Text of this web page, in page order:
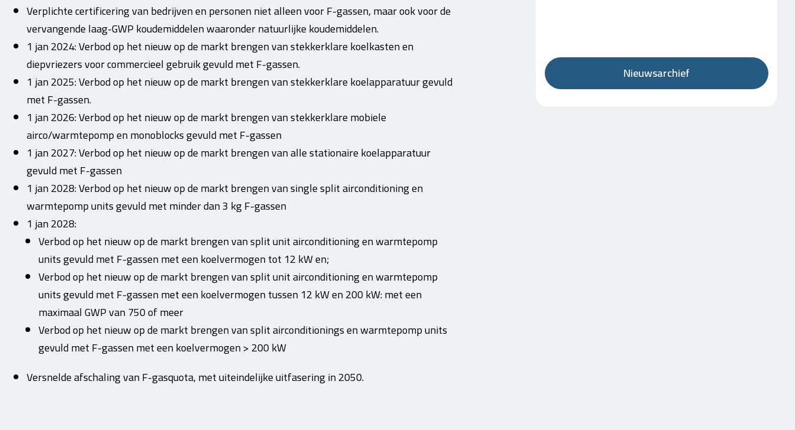
Verplichte certificering van bedrijven en personen niet alleen voor F-gassen, maar ook voor de
vervangende laag-GWP koudemiddelen waaronder natuurlijke koudemiddelen.
1 jan 2024: Verbod op het nieuw op de markt brengen van stekkerklare koelkasten en
diepvriezers voor commercieel gebruik gevuld met F-gassen.
1 jan 2025: Verbod op het nieuw op de markt brengen van stekkerklare koelapparatuur gevuld
met F-gassen.
1 jan 2026: Verbod op het nieuw op de markt brengen van stekkerklare mobiele
airco/warmtepomp en monoblocks gevuld met F-gassen
1 jan 2027: Verbod op het nieuw op de markt brengen van alle stationaire koelapparatuur
gevuld met F-gassen
1 jan 2028: Verbod op het nieuw op de markt brengen van single split airconditioning en
warmtepomp units gevuld met minder dan 3 kg F-gassen
1 jan 2028:
Verbod op het nieuw op de markt brengen van split unit airconditioning en warmtepomp
units gevuld met F-gassen met een koelvermogen tot 12 kW en;
Verbod op het nieuw op de markt brengen van split unit airconditioning en warmtepomp
units gevuld met F-gassen met een koelvermogen tussen 12 kW en 200 kW: met een
maximaal GWP van 750 of meer
Verbod op het nieuw op de markt brengen van split airconditionings en warmtepomp units
gevuld met F-gassen met een koelvermogen > 200 kW
Versnelde afschaling van F-gasquota, met uiteindelijke uitfasering in 2050.
Nieuwsarchief